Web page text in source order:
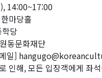
14:00~17:00
마당홀
당
동문화재단
일]
인해, 모든 입장객에게 좌